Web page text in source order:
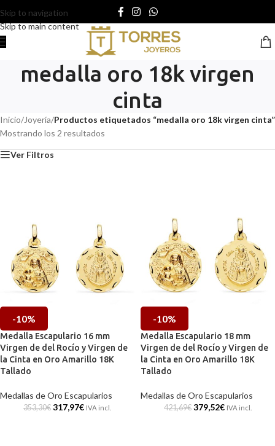
Skip to navigation
Skip to main content
medalla oro 18k virgen
cinta
Inicio/Joyería/Productos etiquetados “medalla oro 18k virgen cinta”
Mostrando los 2 resultados
Ver Filtros
-10%
Medalla Escapulario 16 mm
Virgen de del Rocío y Virgen de
la Cinta en Oro Amarillo 18K
Tallado
Medallas de Oro Escapularios
353,30€ 317,97€ IVA incl.
-10%
Medalla Escapulario 18 mm
Virgen de del Rocío y Virgen de
la Cinta en Oro Amarillo 18K
Tallado
Medallas de Oro Escapularios
421,69€ 379,52€ IVA incl.